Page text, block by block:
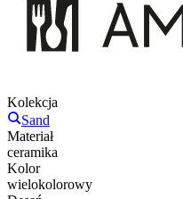
Kolekcja
Sand
Materiał
ceramika
Kolor
wielokolorowy